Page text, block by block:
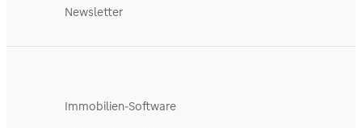
Newsletter
Immobilien-Software